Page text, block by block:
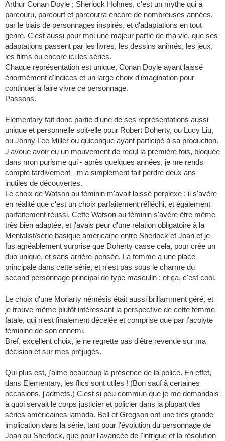
Arthur Conan Doyle ; Sherlock Holmes, c'est un mythe qui a
parcouru, parcourt et parcourra encore de nombreuses années,
par le biais de personnages inspirés, et d'adaptations en tout
genre. C'est aussi pour moi une majeur partie de ma vie, que ses
adaptations passent par les livres, les dessins animés, les jeux,
les films ou encore ici les séries.
Chaque représentation est unique, Conan Doyle ayant laissé
énormément d'indices et un large choix d'imagination pour
continuer à faire vivre ce personnage.
Passons.
Elementary fait donc partie d'une de ses représentations aussi
unique et personnelle soit-elle pour Robert Doherty, ou Lucy Liu,
ou Jonny Lee Miller ou quiconque ayant participé à sa production.
J'avoue avoir eu un mouvement de recul la première fois, bloquée
dans mon purisme qui - après quelques années, je me rends
compte tardivement - m'a simplement fait perdre deux ans
inutiles de découvertes.
Le choix de Watson au féminin m'avait laissé perplexe : il s'avère
en réalité que c'est un choix parfaitement réfléchi, et également
parfaitement réussi. Cette Watson au féminin s'avère être même
très bien adaptée, et j'avais peur d'une relation obligatoire à la
Mentalist/série basique américaine entre Sherlock et Joan et je
fus agréablement surprise que Doherty casse cela, pour crée un
duo unique, et sans arrière-pensée. La femme a une place
principale dans cette série, et n'est pas sous le charme du
second personnage principal de type masculin : et ça, c'est cool.
Le choix d'une Moriarty némésis était aussi brillamment géré, et
je trouve même plutôt intéressant la perspective de cette femme
fatale, qui n'est finalement décelée et comprise que par l’acolyte
féminine de son ennemi.
Bref, excellent choix, je ne regrette pas d'être revenue sur ma
décision et sur mes préjugés.
Qui plus est, j'aime beaucoup la présence de la police. En effet,
dans Elementary, les flics sont utiles ! (Bon sauf à certaines
occasions, j'admets.) C'est si peu commun que je me demandais
à quoi servait le corps justicier et policier dans la plupart des
séries américaines lambda. Bell et Gregson ont une très grande
implication dans la série, tant pour l'évolution du personnage de
Joan ou Sherlock, que pour l'avancée de l'intrigue et la résolution